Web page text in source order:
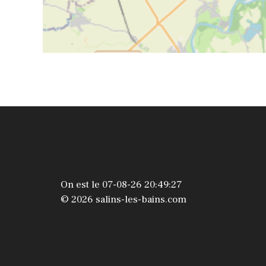
On est le 07-08-26 20:49:27
© 2026 salins-les-bains.com